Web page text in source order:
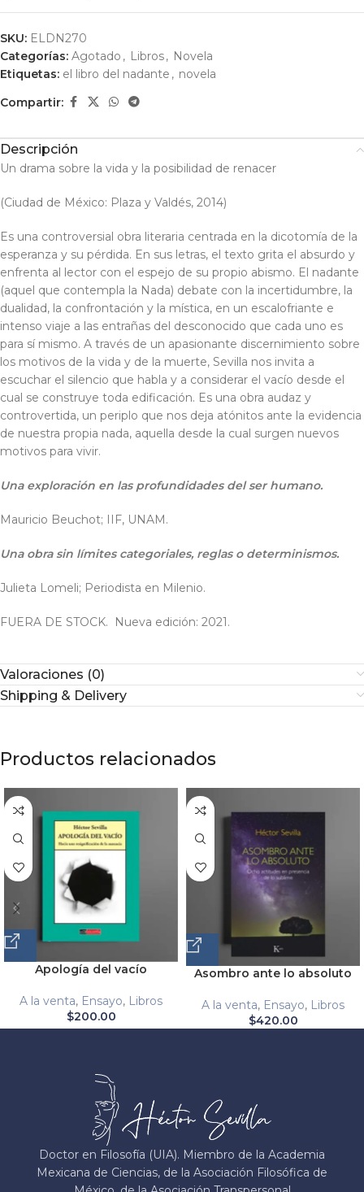
SKU: ELDN270
Categorías: Agotado , Libros, Novela
Etiquetas: el libro del nadante , novela
Compartir:
Descripción
Un drama sobre la vida y la posibilidad de renacer
(Ciudad de México: Plaza y Valdés, 2014)
Es una controversial obra literaria centrada en la dicotomía de la
esperanza y su pérdida. En sus letras, el texto grita el absurdo y
enfrenta al lector con el espejo de su propio abismo. El nadante
(aquel que contempla la Nada) debate con la incertidumbre, la
dualidad, la confrontación y la mística, en un escalofriante e
intenso viaje a las entrañas del desconocido que cada uno es
para sí mismo. A través de un apasionante discernimiento sobre
los motivos de la vida y de la muerte, Sevilla nos invita a
escuchar el silencio que habla y a considerar el vacío desde el
cual se construye toda edificación. Es una obra audaz y
controvertida, un periplo que nos deja atónitos ante la evidencia
de nuestra propia nada, aquella desde la cual surgen nuevos
motivos para vivir.
Una exploración en las profundidades del ser humano.
Mauricio Beuchot; IIF, UNAM.
Una obra sin límites categoriales, reglas o determinismos.
Julieta Lomeli; Periodista en Milenio.
FUERA DE STOCK. Nueva edición: 2021.
Valoraciones (0)
Shipping & Delivery
Productos relacionados
Apología del vacío
A la venta, Ensayo, Libros
$200.00
Asombro ante lo absoluto
A la venta, Ensayo, Libros
$420.00
Doctor en Filosofía (UIA). Miembro de la Academia
Mexicana de Ciencias, de la Asociación Filosófica de